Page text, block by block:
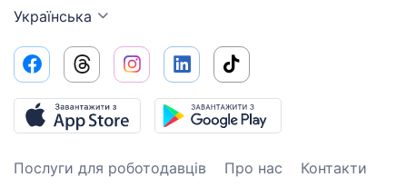
Українська
Послуги для роботодавців Про нас
Контакти